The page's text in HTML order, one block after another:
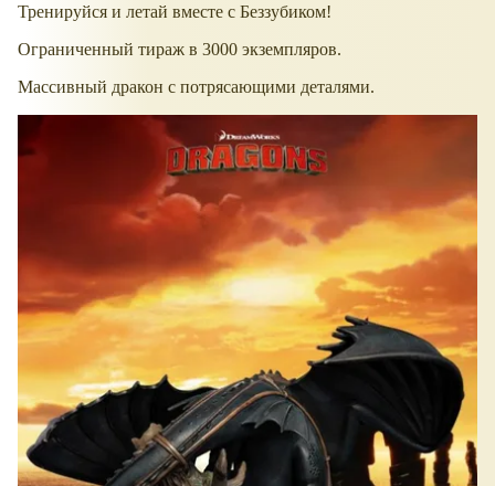
Тренируйся и летай вместе с Беззубиком!
Ограниченный тираж в 3000 экземпляров.
Массивный дракон с потрясающими деталями.